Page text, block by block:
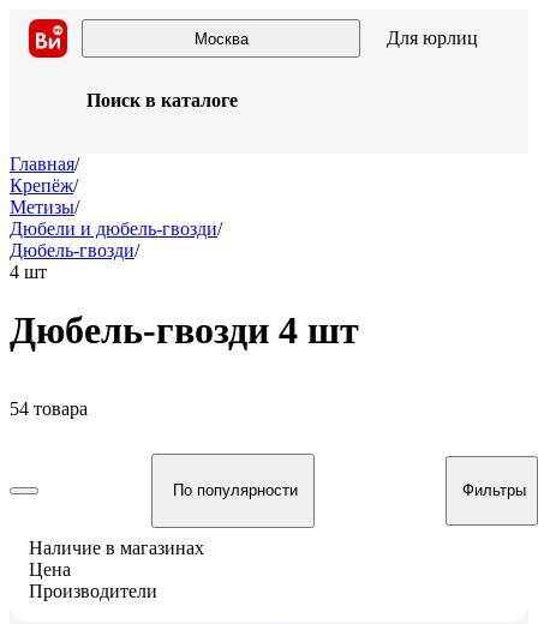
Москва Для юрлиц
Поиск в каталоге
Главная/
Крепёж/
Метизы/
Дюбели и дюбель-гвозди/
Дюбель-гвозди/
4 шт
Дюбель-гвозди 4 шт
54 товара
По популярности Фильтры
Наличие в магазинах
Цена
Производители